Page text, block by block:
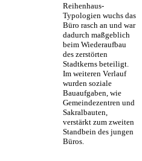
Reihenhaus-
Typologien wuchs das
Büro rasch an und war
dadurch maßgeblich
beim Wiederaufbau
des zerstörten
Stadtkerns beteiligt.
Im weiteren Verlauf
wurden soziale
Bauaufgaben, wie
Gemeindezentren und
Sakralbauten,
verstärkt zum zweiten
Standbein des jungen
Büros.